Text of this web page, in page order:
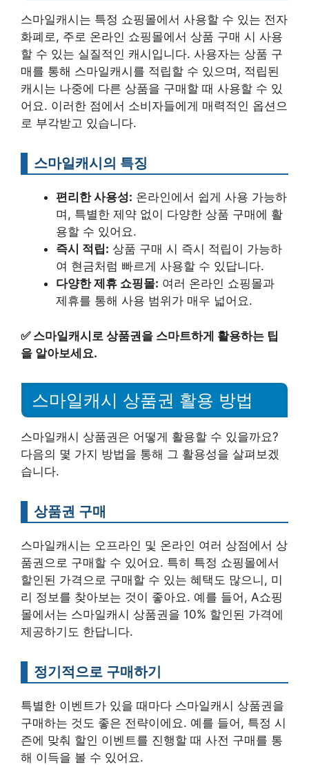
스마일캐시는 특정 쇼핑몰에서 사용할 수 있는 전자
화폐로, 주로 온라인 쇼핑몰에서 상품 구매 시 사용
할 수 있는 실질적인 캐시입니다. 사용자는 상품 구
매를 통해 스마일캐시를 적립할 수 있으며, 적립된
캐시는 나중에 다른 상품을 구매할 때 사용할 수 있
어요. 이러한 점에서 소비자들에게 매력적인 옵션으
로 부각받고 있습니다.
스마일캐시의 특징
편리한 사용성: 온라인에서 쉽게 사용 가능하
며, 특별한 제약 없이 다양한 상품 구매에 활
용할 수 있어요.
즉시 적립: 상품 구매 시 즉시 적립이 가능하
여 현금처럼 빠르게 사용할 수 있답니다.
다양한 제휴 쇼핑몰: 여러 온라인 쇼핑몰과
제휴를 통해 사용 범위가 매우 넓어요.
✅ 스마일캐시로 상품권을 스마트하게 활용하는 팁
을 알아보세요.
스마일캐시 상품권 활용 방법
스마일캐시 상품권은 어떻게 활용할 수 있을까요?
다음의 몇 가지 방법을 통해 그 활용성을 살펴보겠
습니다.
상품권 구매
스마일캐시는 오프라인 및 온라인 여러 상점에서 상
품권으로 구매할 수 있어요. 특히 특정 쇼핑몰에서
할인된 가격으로 구매할 수 있는 혜택도 많으니, 미
리 정보를 찾아보는 것이 좋아요. 예를 들어, A쇼핑
몰에서는 스마일캐시 상품권을 10% 할인된 가격에
제공하기도 한답니다.
정기적으로 구매하기
특별한 이벤트가 있을 때마다 스마일캐시 상품권을
구매하는 것도 좋은 전략이에요. 예를 들어, 특정 시
즌에 맞춰 할인 이벤트를 진행할 때 사전 구매를 통
해 이득을 볼 수 있어요.